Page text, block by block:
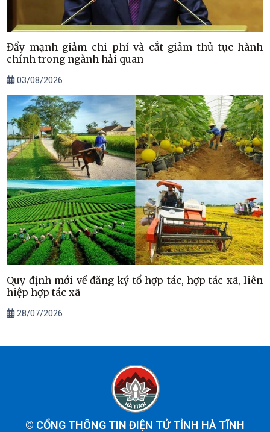
Đẩy mạnh giảm chi phí và cắt giảm thủ tục hành
chính trong ngành hải quan
03/08/2026
Quy định mới về đăng ký tổ hợp tác, hợp tác xã, liên
hiệp hợp tác xã
28/07/2026
© CỔNG THÔNG TIN ĐIỆN TỬ TỈNH HÀ TĨNH